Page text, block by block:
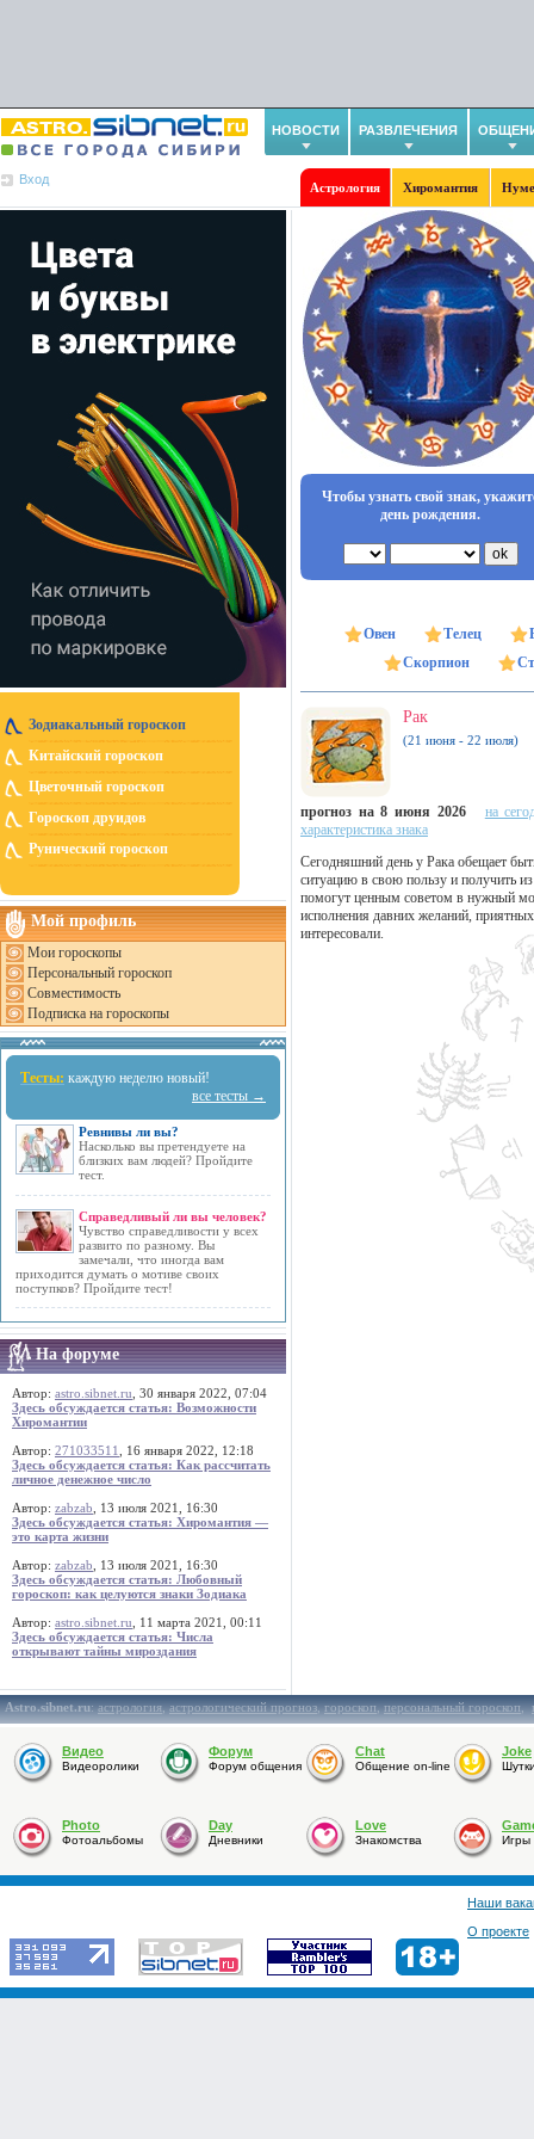
НОВОСТИ РАЗВЛЕЧЕНИЯ
Вход
Астрология Хиромантия
Зодиакальный гороскоп
Китайский гороскоп
Цветочный гороскоп
Гороскоп друидов
Рунический гороскоп
Мой профиль
Мои гороскопы
Персональный гороскоп
Совместимость
Подписка на гороскопы
Тесты: каждую неделю новый!
все тесты →
Ревнивы ли вы?
Насколько вы претендуете на
близких вам людей? Пройдите
тест.
Справедливый ли вы человек?
Чувство справедливости у всех
развито по разному. Вы
замечали, что иногда вам
приходится думать о мотиве своих
поступков? Пройдите тест!
На форуме
Автор: astro.sibnet.ru , 30 января 2022, 07:04
Здесь обсуждается статья: Возможности
Хиромантии
Автор: 271033511
, 16 января 2022, 12:18
Здесь обсуждается статья: Как рассчитать
личное денежное число
Автор: zabzab , 13 июля 2021, 16:30
Здесь обсуждается статья: Хиромантия —
это карта жизни
Автор: zabzab , 13 июля 2021, 16:30
Здесь обсуждается статья: Любовный
гороскоп: как целуются знаки Зодиака
Автор: astro.sibnet.ru , 11 марта 2021, 00:11
Здесь обсуждается статья: Числа
открывают тайны мироздания
Чтобы узнать свой знак,
день рождения.
Овен Телец
Скорпион
Рак
(21 июня - 22 июля)
прогноз на 8 июня 2026
на
характеристика знака
Сегодняшний день у Рака обещает
ситуацию в свою пользу и получить
помогут ценным советом в нужный
исполнения давних желаний,
интересовали.
Astro.sibnet.ru:астрология,астрологический прогноз,гороскоп,персональный гороскоп,
Видео
Видеоролики
Форум
Форум общения
Chat
Общение on-line
Joke
Photo
Фотоальбомы
Day
Дневники
Love
Знакомства Игры
Наши
О проекте